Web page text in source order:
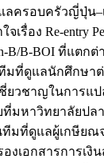
ครอบครัวญี่ปุ่น–
เรื่อง Re-entry
B/B-BOI ที่แตก
มที่ดูแลนักศึกษา
วชาญในการแป
มหาวิทยาลัยปล
มที่ดูแลผู้เกษียณ
องเอกสารการเ